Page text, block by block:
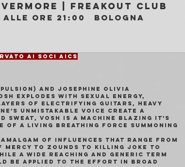
| Freakout Club
alle ore 21:00
Bologna
to You!/// 			Riservato ai soci AICS
and Josephine Olivia
explodes with sexual energy,
of electrifying guitars, heavy
unmistakable voice create a
VOSH is a machine blazing it’s
of a living breathing force summoning
amalgam of influences that range from
to Zounds to Killing Joke to
a wide reaching and generic term
be applied to the effort in broad